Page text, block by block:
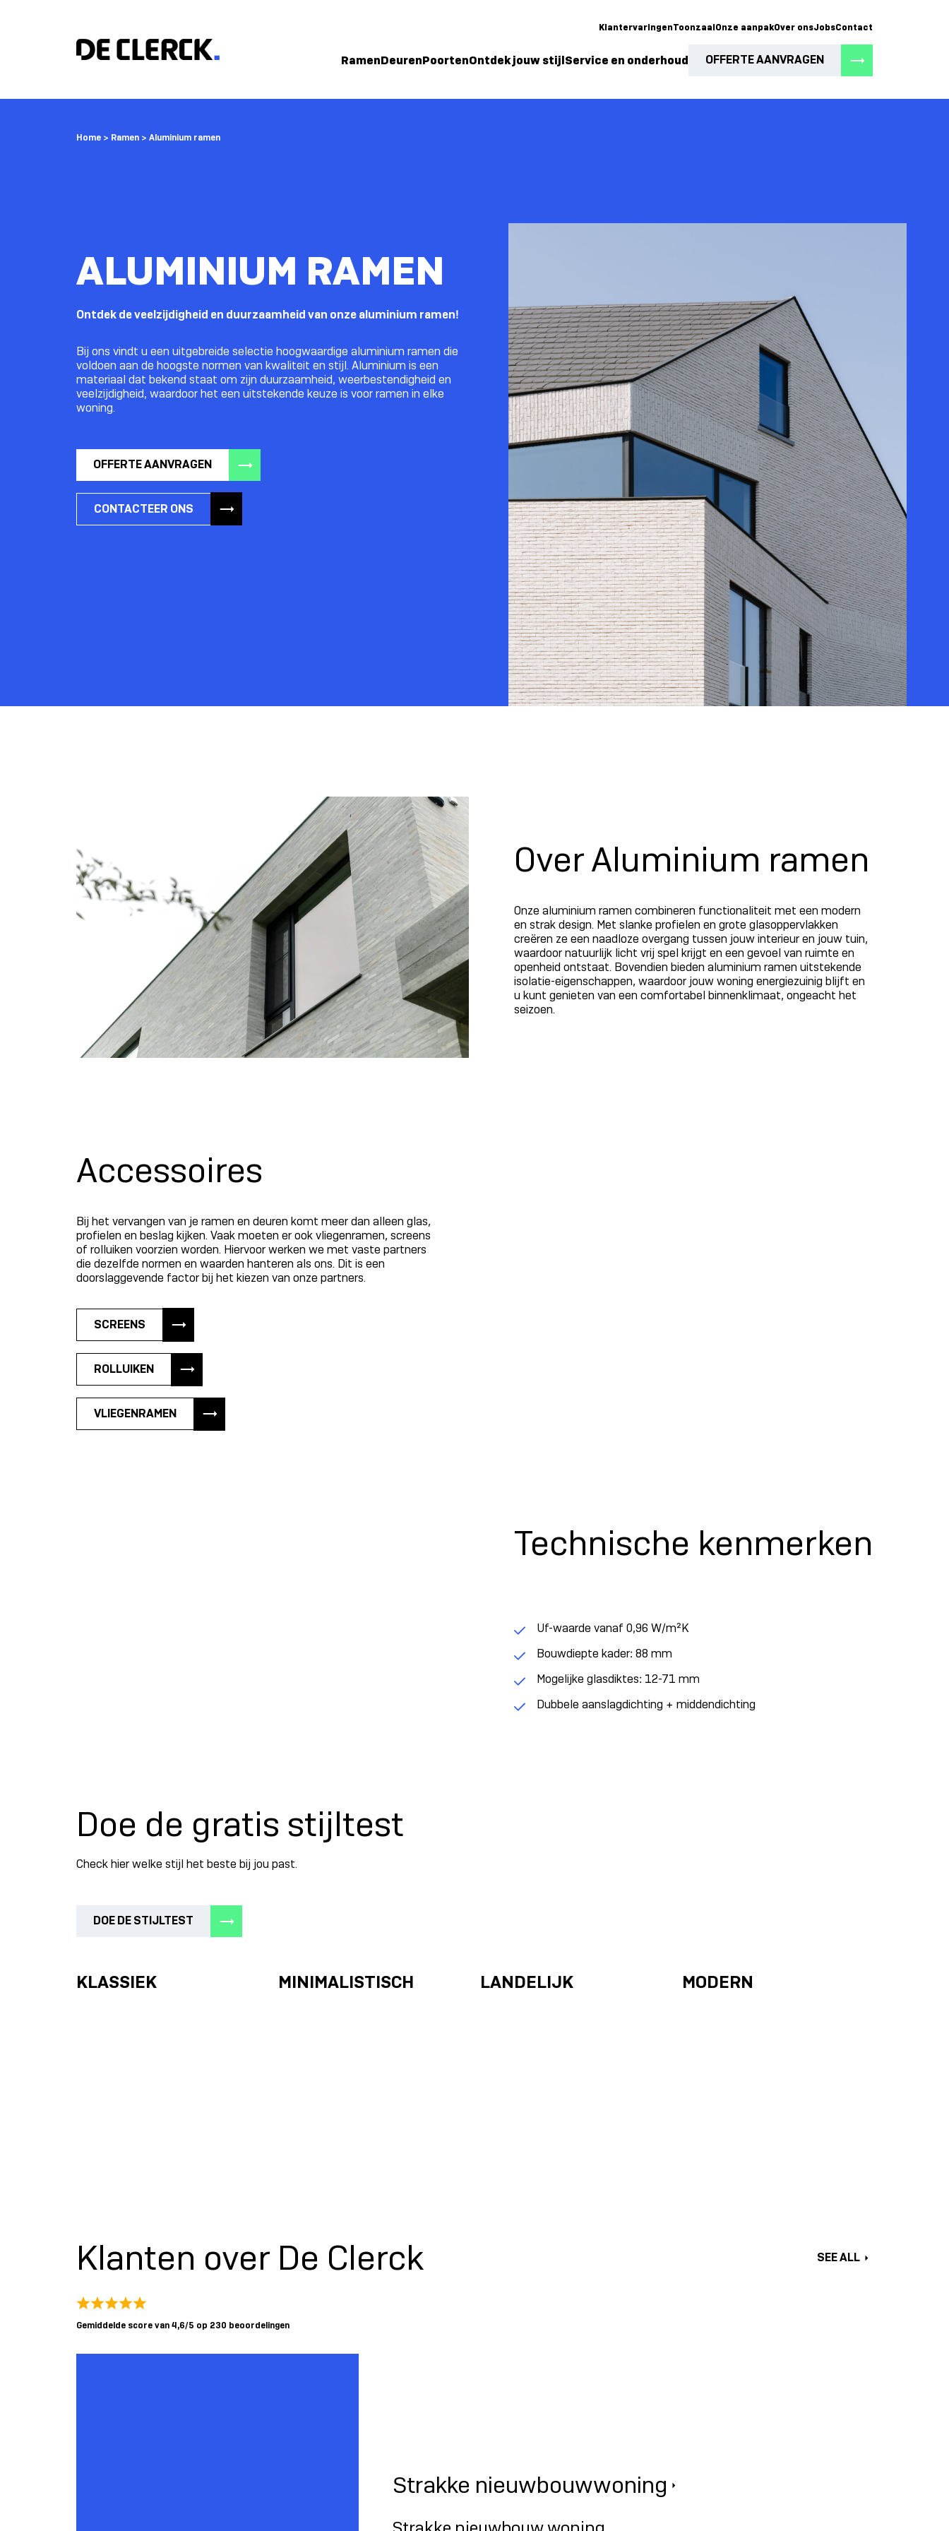
KlantervaringenToonzaalOnze aanpakOver onsJobsContact
RamenDeurenPoortenOntdek jouw stijlService en onderhoud OFFERTE AANVRAGEN
Home > Ramen > Aluminium ramen
ALUMINIUM RAMEN
Ontdek de veelzijdigheid en duurzaamheid van onze aluminium ramen!
Bij ons vindt u een uitgebreide selectie hoogwaardige aluminium ramen die
voldoen aan de hoogste normen van kwaliteit en stijl. Aluminium is een
materiaal dat bekend staat om zijn duurzaamheid, weerbestendigheid en
veelzijdigheid, waardoor het een uitstekende keuze is voor ramen in elke
woning.
OFFERTE AANVRAGEN
CONTACTEER ONS
Over Aluminium ramen
Onze aluminium ramen combineren functionaliteit met een modern
en strak design. Met slanke profielen en grote glasoppervlakken
creëren ze een naadloze overgang tussen jouw interieur en jouw tuin,
waardoor natuurlijk licht vrij spel krijgt en een gevoel van ruimte en
openheid ontstaat. Bovendien bieden aluminium ramen uitstekende
isolatie-eigenschappen, waardoor jouw woning energiezuinig blijft en
u kunt genieten van een comfortabel binnenklimaat, ongeacht het
seizoen.
Accessoires
Bij het vervangen van je ramen en deuren komt meer dan alleen glas,
profielen en beslag kijken. Vaak moeten er ook vliegenramen, screens
of rolluiken voorzien worden. Hiervoor werken we met vaste partners
die dezelfde normen en waarden hanteren als ons. Dit is een
doorslaggevende factor bij het kiezen van onze partners.
SCREENS
ROLLUIKEN
VLIEGENRAMEN
Technische kenmerken
Uf-waarde vanaf 0,96 W/m²K
Bouwdiepte kader: 88 mm
Mogelijke glasdiktes: 12-71 mm
Dubbele aanslagdichting + middendichting
Doe de gratis stijltest
Check hier welke stijl het beste bij jou past.
DOE DE STIJLTEST
KLASSIEK MINIMALISTISCH LANDELIJK MODERN
Klanten over De Clerck SEE ALL
Gemiddelde score van 4,6/5 op 230 beoordelingen
Strakke nieuwbouwwoning